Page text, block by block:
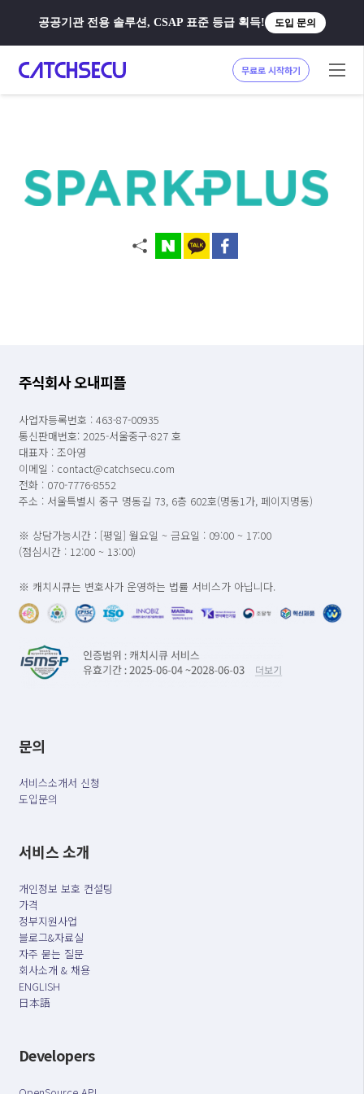
공공기관 전용 솔루션, CSAP 표준 등급 획득! 도입 문의
무료로 시작하기
주식회사 오내피플
사업자등록번호 : 463-87-00935
통신판매번호: 2025-서울중구-827 호
대표자 : 조아영
이메일 : contact@catchsecu.com
전화 : 070-7776-8552
주소 : 서울특별시 중구 명동길 73, 6층 602호(명동1가, 페이지명동)
※ 상담가능시간 : [평일] 월요일 ~ 금요일 : 09:00 ~ 17:00
(점심시간 : 12:00 ~ 13:00)
※ 캐치시큐는 변호사가 운영하는 법률 서비스가 아닙니다.
문의
서비스소개서 신청
도입문의
서비스 소개
개인정보 보호 컨설팅
가격
정부지원사업
블로그&자료실
자주 묻는 질문
회사소개 & 채용
ENGLISH
日本語
Developers